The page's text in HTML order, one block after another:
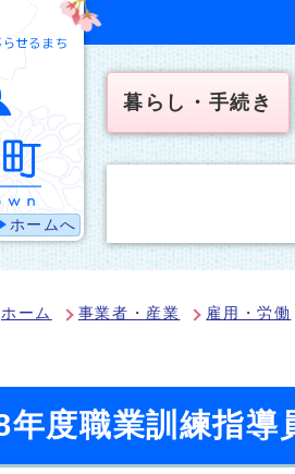
ホームへ
暮らし・手続き
ホーム 事業者・産業 雇用・労働
年度職業訓練指導